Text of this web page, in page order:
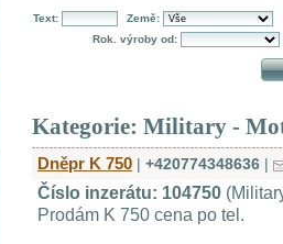
Text:
Země:
Rok. výroby od:
Kategorie: Military -
Dněpr K 750 | +420774348636 |
Číslo inzerátu: 104750
Prodám K 750 cena po tel.